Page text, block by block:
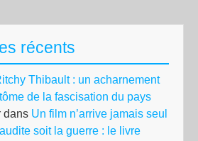
récents
Thibault : un acharnement
de la fascisation du pays
dans Un film n’arrive jamais seul
soit la guerre : le livre